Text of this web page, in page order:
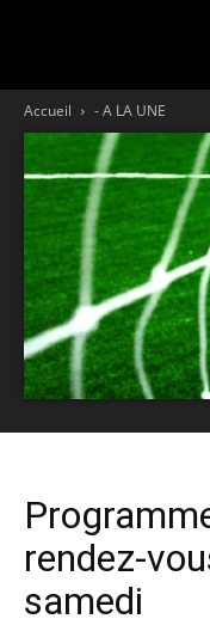
Accueil - A LA UNE
rendez-
samedi